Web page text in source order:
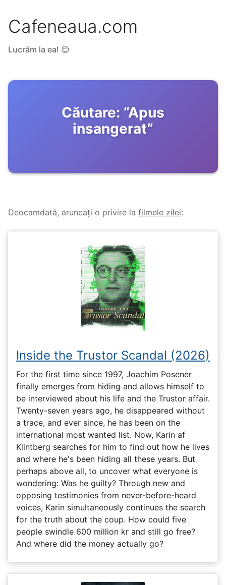
Cafeneaua.com
Lucrăm la ea! 😊
Căutare: “Apus
insangerat”
Deocamdată, aruncați o privire la filmele zilei:
Inside the Trustor Scandal (2026)
For the first time since 1997, Joachim Posener
finally emerges from hiding and allows himself to
be interviewed about his life and the Trustor affair.
Twenty-seven years ago, he disappeared without
a trace, and ever since, he has been on the
international most wanted list. Now, Karin af
Klintberg searches for him to find out how he lives
and where he's been hiding all these years. But
perhaps above all, to uncover what everyone is
wondering: Was he guilty? Through new and
opposing testimonies from never-before-heard
voices, Karin simultaneously continues the search
for the truth about the coup. How could five
people swindle 600 million kr and still go free?
And where did the money actually go?